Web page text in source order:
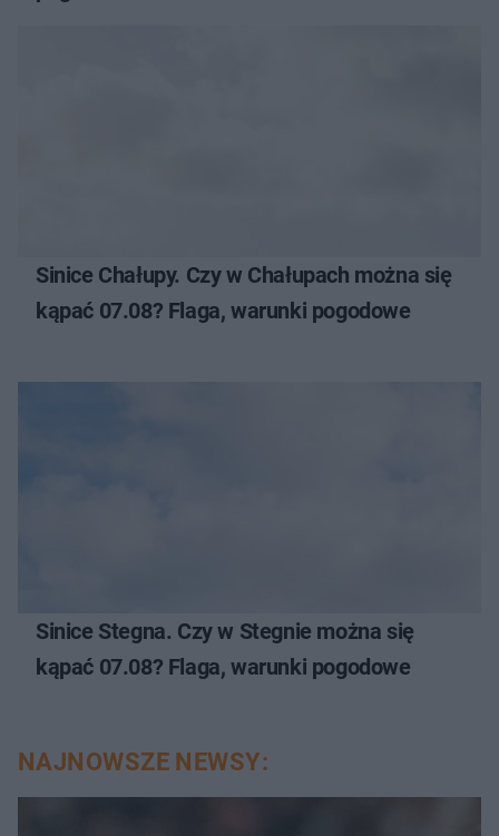
Sinice Chałupy. Czy w Chałupach można się
kąpać 07.08? Flaga, warunki pogodowe
Sinice Stegna. Czy w Stegnie można się
kąpać 07.08? Flaga, warunki pogodowe
NAJNOWSZE NEWSY: